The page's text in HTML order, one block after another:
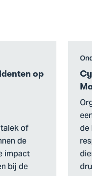
op
of
de
impact
bij de
Ga
naar
een
de
druk